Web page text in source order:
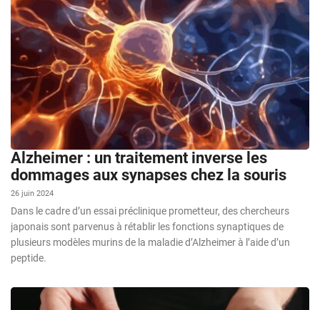
Alzheimer : un traitement inverse les
dommages aux synapses chez la souris
26 juin 2024
Dans le cadre d’un essai préclinique prometteur, des chercheurs
japonais sont parvenus à rétablir les fonctions synaptiques de
plusieurs modèles murins de la maladie d’Alzheimer à l’aide d’un
peptide.